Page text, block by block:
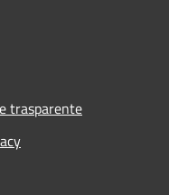
trasparente